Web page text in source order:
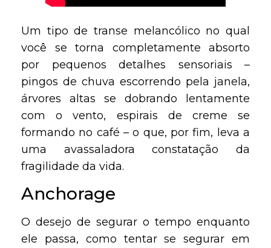
Um tipo de transe melancólico no qual
você se torna completamente absorto
por pequenos detalhes sensoriais –
pingos de chuva escorrendo pela janela,
árvores altas se dobrando lentamente
com o vento, espirais de creme se
formando no café – o que, por fim, leva a
uma avassaladora constatação da
fragilidade da vida.
Anchorage
O desejo de segurar o tempo enquanto
ele passa, como tentar se segurar em